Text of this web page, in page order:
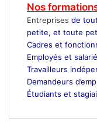
Nos
Entreprises de
petite, et toute
Cadres et
Employés et
Travailleurs
Demandeurs
Étudiants et